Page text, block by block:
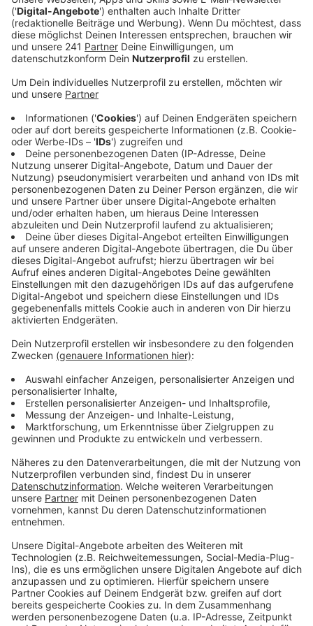
Wochenende eine Task Force dazu eingerichtet.
Ein besonderer Fokus liegt dabei auf den Fähren,
die für Autos in Mondorf und die Personenfähre in
Lülsdorf.
Veröffentlicht:Dienstag, 09.06.2026 05:36
Anzeige
Mehr Schiffe, längere Fährzeiten und neue
Anlegestellen
Anzeige
Es geht dabei darum, mehr Schiffe einzusetzen. In
Mondorf sind im Berufsverkehr bereits zwei
Autofähren im Einsatz. Dazu wird auch geprüft, ob es
möglich ist, die täglichen Fährzeiten zu verlängern.
Rund um die Fähranleger soll der Verkehr bestmöglich
organisiert werden, heißt es aus Niederkassel. Staus
könnten zwar nicht verhindert werden, aber
hoffentlich kürzer werden. Zum Beispiel wurden
bereits Parkplätze an der Provinzialstraße zeitweise
gesperrt, um für mehr Platz zu sorgen. Parallel dazu
überlegen Niederkassel und Bornheim gemeinsam,
auch die dortigen NATO-Rampen als zusätzliche
Fähranleger zu nutzen. Aber all das könne kein Ersatz
für die Nordbrücke sein, sagt Niederkassels
Bürgermeister Matthias Großgarten. Der Bund sei jetzt
gefragt, schnellstmöglich zu handeln.
Anzeige